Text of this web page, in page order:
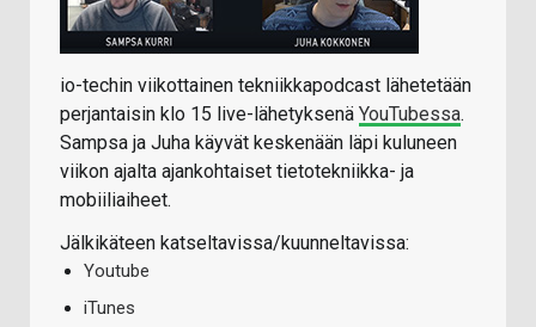
io-techin viikottainen tekniikkapodcast lähetetään
perjantaisin klo 15 live-lähetyksenä YouTubessa.
Sampsa ja Juha käyvät keskenään läpi kuluneen
viikon ajalta ajankohtaiset tietotekniikka- ja
mobiiliaiheet.
Jälkikäteen katseltavissa/kuunneltavissa:
Youtube
iTunes